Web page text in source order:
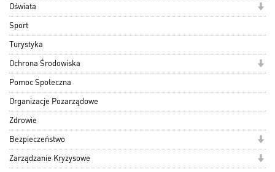
Oświata
Sport
Turystyka
Ochrona Środowiska
Pomoc Społeczna
Organizacje Pozarządowe
Zdrowie
Bezpieczeństwo
Zarządzanie Kryzysowe